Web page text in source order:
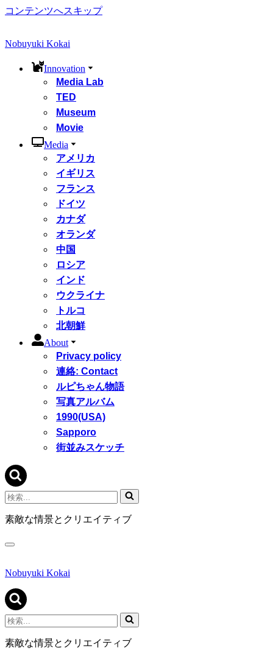
コンテンツへスキップ
Nobuyuki Kokai
Innovation
Media Lab
TED
Museum
Movie
Media
アメリカ
イギリス
フランス
ドイツ
カナダ
オランダ
中国
ロシア
インド
ウクライナ
トルコ
北朝鮮
About
Privacy policy
連絡: Contact
ルピちゃん物語
写真アルバム
1990(USA)
Sapporo
街並みスケッチ
検
索...
素敵な情景とクリエイティブ
ナ
ゲ
シ
ョ
ン
メ
ニ
ュ
Nobuyuki Kokai
検
索...
素敵な情景とクリエイティブ